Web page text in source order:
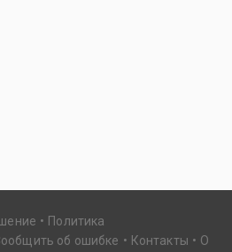
Политика
об ошибке Контакты О